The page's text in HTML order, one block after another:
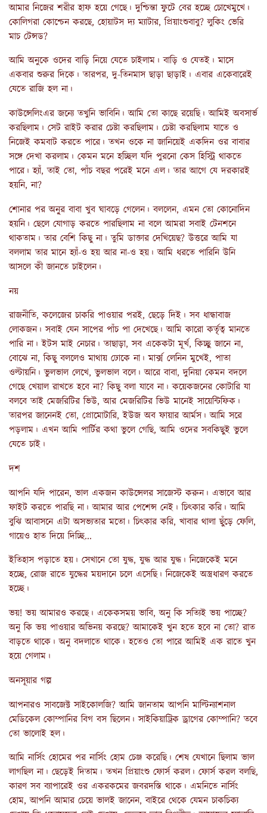
আমার নিজের শরীর হাফ হয়ে গেছে। দুশ্চিন্তা ফুটে বের হচ্ছে চোখেমুখে।
কোলিগরা কোশ্চেন করছে, হোয়াটস দ্য ম্যাটার, প্রিয়াংশুবাবু? লুকিং ভেরি
মাচ টেন্সড?
আমি অনুকে ওদের বাড়ি নিয়ে যেতে চাইলাম। বাড়ি ও যেতই। মাসে
একবার শুরুর দিকে। তারপর, দু-তিনমাস ছাড়া ছাড়াই। এবার একেবারেই
যেতে রাজি হল না।
কাউন্সেলিংএর জন্যে তখুনি ভাবিনি। আমি তো কাছে রয়েছি। আমিই অবসার্ভ
করছিলাম। সেট রাইট করার চেষ্টা করছিলাম। চেষ্টা করছিলাম যাতে ও
নিজেই কমবাট করতে পারে। তখন ওকে না জানিয়েই একদিন ওর বাবার
সঙ্গে দেখা করলাম। কেমন মনে হচ্ছিল যদি পুরনো কেস হিস্ট্রি থাকতে
পারে। হ্যাঁ, তাই তো, পাঁচ বছর পরেই মনে এল। তার আগে যে দরকারই
হয়নি, না?
শোনার পর অনু্র বাবা খুব ঘাবড়ে গেলেন। বললেন, এমন তো কোনোদিন
হয়নি। ছেলে যোগাড় করতে পারছিলাম না বলে আমরা সবাই টেনশনে
থাকতাম। তার বেশি কিছু না। তুমি ডাক্তার দেখিয়েছ? উত্তরে আমি যা
বললাম তার মানে হ্যাঁ-ও হয় আর না-ও হয়। আমি ধরতে পারিনি উনি
আসলে কী জানতে চাইলেন।
নয়
রাজনীতি, কলেজের চাকরি পাওয়ার পরই, ছেড়ে দিই। সব ধান্ধাবাজ
লোকজন। সবাই যেন সাপের পাঁচ পা দেখেছে। আমি কারো কর্তৃত্ব মানতে
পারি না। ইটস মাই নেচার। তাছাড়া, সব একেকটা মূর্খ, কিচ্ছু জানে না,
বোঝে না, কিছু বললেও মাথায় ঢোকে না। মার্ক্স লেনিন মুখেই, পাতা
ওল্টায়নি। ভুলভাল লেখে, ভুলভাল বলে। আরে বাবা, দুনিয়া কেমন বদলে
গেছে খেয়াল রাখতে হবে না? কিছু বলা যাবে না। কয়েকজনের কোটারি যা
বলবে তাই মেজরিটির ভিউ, আর মেজরিটির ভিউ মানেই সায়েন্টিফিক।
তারপর জানেনই তো, প্রোমোটারি, ইউজ অব ফায়ার আর্মস। আমি সরে
পড়লাম। এখন আমি পার্টির কথা ভুলে গেছি, আমি ওদের সবকিছুই ভুলে
যেতে চাই।
দশ
আপনি যদি পারেন, ভাল একজন কাউন্সেলর সাজেস্ট করুন। এভাবে আর
ফাইট করতে পারছি না। আমার আর পেশেন্স নেই। চিৎকার করি। আমি
বুঝি আবাসনে এটা অসভ্যতার মতো। চিৎকার করি, খাবার থালা ছুঁড়ে ফেলি,
গায়েও হাত দিয়ে দিচ্ছি...
ইতিহাস পড়াতে হয়। সেখানে তো যুদ্ধ, যুদ্ধ আর যুদ্ধ। নিজেকেই মনে
হচ্ছে, রোজ রাতে যুদ্ধের ময়দানে চলে এসেছি। নিজেকেই অস্ত্রধারণ করতে
হচ্ছে।
ভয়! ভয় আমারও করছে। একেকসময় ভাবি, অনু কি সত্যিই ভয় পাচ্ছে?
অনু কি ভয় পাওয়ার অভিনয় করছে? আমাকেই খুন হতে হবে না তো? রাত
বাড়তে থাকে। অনু বদলাতে থাকে। হতেও তো পারে আমিই এক রাতে খুন
হয়ে গেলাম।
অনসূয়ার গল্প
আপনারও সাবজেক্ট সাইকোলজি? আমি জানতাম আপনি মাল্টিন্যাশনাল
মেডিকেল কোম্পানির বিগ বস ছিলেন। সাইকিয়াট্রিক ড্রাগের কোম্পানি? তবে
তো ভালোই হল।
আমি নার্সিং হোমের পর নার্সিং হোম চেঞ্জ করেছি। শেষ যেখানে ছিলাম ভাল
লাগছিল না। ছেড়েই দিতাম। তখন প্রিয়াংশু ফোর্স করল। ফোর্স করল বলছি,
কারণ সব ব্যাপারেই ওর একরকমের জবরদস্তি থাকে। এমনিতে নার্সিং
হোম, আপনি আমার চেয়ে ভালই জানেন, বাইরে থেকে যেমন চাকচিক্য